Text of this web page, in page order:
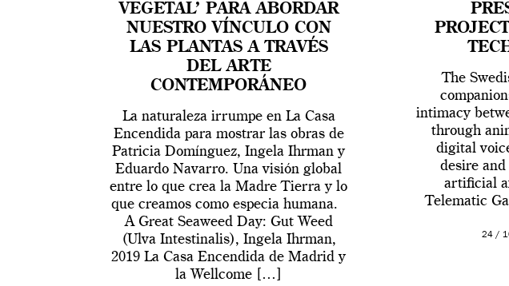
VEGETAL’ PARA ABORDAR
NUESTRO VÍNCULO CON
LAS PLANTAS A TRAVÉS
DEL ARTE
CONTEMPORÁNEO
La naturaleza irrumpe en La Casa
Encendida para mostrar las obras de
Patricia Domínguez, Ingela Ihrman y
Eduardo Navarro. Una visión global
entre lo que crea la Madre Tierra y lo
que creamos como especia humana.
A Great Seaweed Day: Gut Weed
(Ulva Intestinalis), Ingela Ihrman,
2019 La Casa Encendida de Madrid y
la Wellcome […]
The
intimacy
through
digital
desire
artificial
Telematic
24 /